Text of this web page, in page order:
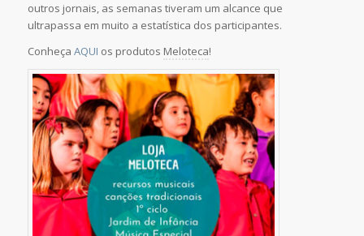
outros jornais, as semanas tiveram um alcance que
ultrapassa em muito a estatística dos participantes.
Conheça AQUI os produtos Meloteca!